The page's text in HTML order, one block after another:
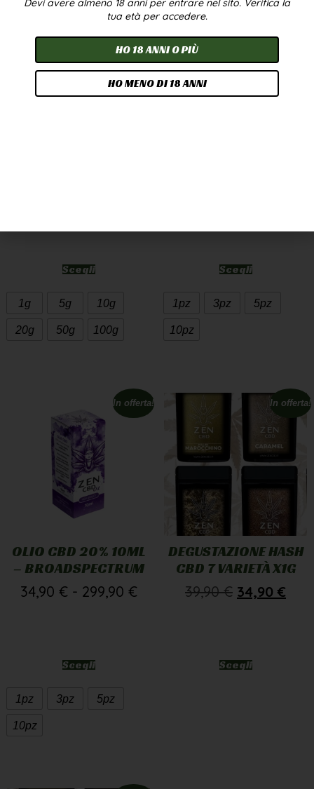
Scegli
1g 5g 10g
20g 50g 100g
In offerta!
Scegli
1pz 3pz 5pz
10pz
In offerta!
OLIO CBD 20% 10ML
– BROADSPECTRUM
34,90 € - 299,90 €
Scegli
1pz 3pz 5pz
10pz
In offerta!
DEGUSTAZIONE HASH
CBD 7 VARIETÀ X1G
39,90€ 34,90 €
Scegli
Devi avere almeno 18 anni per entrare nel sito. Verifica la
tua età per accedere.
HO 18 ANNI O PIÙ
HO MENO DI 18 ANNI